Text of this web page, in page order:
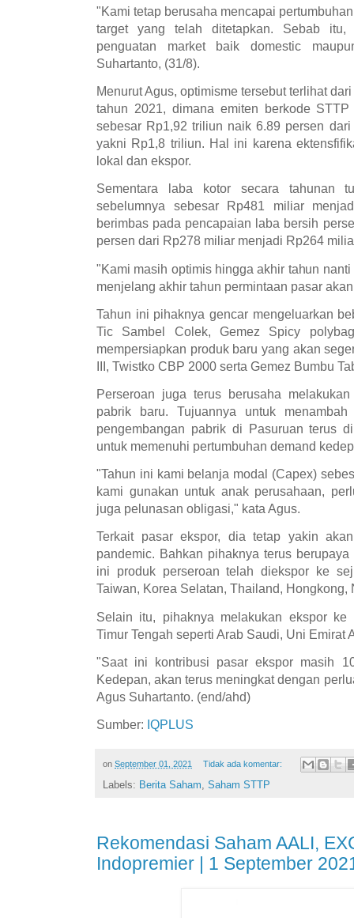
"Kami tetap berusaha mencapai
target yang telah ditetapkan. Sebab
penguatan market baik domestic
Suhartanto, (31/8).
Menurut Agus, optimisme tersebut terlihat
tahun 2021, dimana emiten berkode
sebesar Rp1,92 triliun naik 6.89 persen
yakni Rp1,8 triliun. Hal ini karena
lokal dan ekspor.
Sementara laba kotor secara tahunan
sebelumnya sebesar Rp481 miliar
berimbas pada pencapaian laba bersih
persen dari Rp278 miliar menjadi Rp264
"Kami masih optimis hingga akhir tahun
menjelang akhir tahun permintaan pasar
Tahun ini pihaknya gencar mengeluarkan
Tic Sambel Colek, Gemez Spicy
mempersiapkan produk baru yang akan
III, Twistko CBP 2000 serta Gemez Bumbu
Perseroan juga terus berusaha
pabrik baru. Tujuannya untuk
pengembangan pabrik di Pasuruan terus
untuk memenuhi pertumbuhan demand
"Tahun ini kami belanja modal (Capex)
kami gunakan untuk anak perusahaan,
juga pelunasan obligasi," kata Agus.
Terkait pasar ekspor, dia tetap yakin
pandemic. Bahkan pihaknya terus
ini produk perseroan telah diekspor ke
Taiwan, Korea Selatan, Thailand,
Selain itu, pihaknya melakukan ekspor
Timur Tengah seperti Arab Saudi, Uni Emirat
"Saat ini kontribusi pasar ekspor masih
Kedepan, akan terus meningkat dengan
Agus Suhartanto. (end/ahd)
Sumber: IQPLUS
on September 01, 2021 Tidak ada komentar:
Labels: Berita Saham, Saham STTP
Rekomendasi Saham AALI,
Indopremier | 1 September